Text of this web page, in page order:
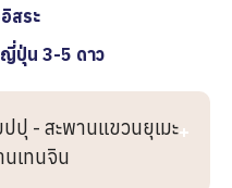
สระ
ญี่ปุ่น 3-5 ดาว
ปปุ - สะพานแขวนยุเมะ
นเทนจิน